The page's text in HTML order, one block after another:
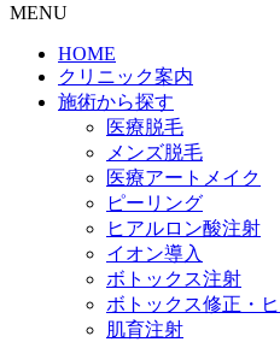
MENU
HOME
クリニック案内
施術から探す
医療脱毛
メンズ脱毛
医療アートメイク
ピーリング
ヒアルロン酸注射
イオン導入
ボトックス注射
ボトックス修正・
肌育注射